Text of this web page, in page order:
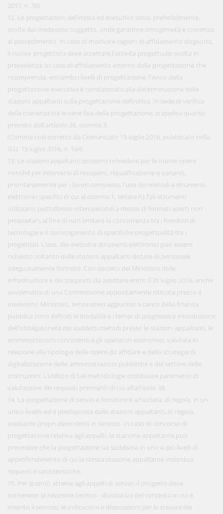
2017, n. 56)
12. Le progettazioni definitiva ed esecutiva sono, preferibilmente,
svolte dal medesimo soggetto, onde garantire omogeneità e coerenza
al procedimento. In caso di motivate ragioni di affidamento disgiunto,
il nuovo progettista deve accettare l'attività progettuale svolta in
precedenza. In caso di affidamento esterno della progettazione che
ricomprenda, entrambi i livelli di progettazione, l'avvio della
progettazione esecutiva è condizionato alla determinazione delle
stazioni appaltanti sulla progettazione definitiva. In sede di verifica
della coerenza tra le varie fasi della progettazione, si applica quanto
previsto dall'articolo 26, comma 3.
(Comma così corretto da Comunicato 15 luglio 2016, pubblicato nella
G.U. 15 luglio 2016, n. 164)
13. Le stazioni appaltanti possono richiedere per le nuove opere
nonché per interventi di recupero, riqualificazione o varianti,
prioritariamente per i lavori complessi, l'uso dei metodi e strumenti
elettronici specifici di cui al comma 1, lettera h).Tali strumenti
utilizzano piattaforme interoperabili a mezzo di formati aperti non
proprietari, al fine di non limitare la concorrenza tra i fornitori di
tecnologie e il coinvolgimento di specifiche progettualità tra i
progettisti. L’uso, dei metodi e strumenti elettronici può essere
richiesto soltanto dalle stazioni appaltanti dotate di personale
adeguatamente formato. Con decreto del Ministero delle
infrastrutture e dei trasporti, da adottare entro il 31 luglio 2016, anche
avvalendosi di una Commissione appositamente istituita presso il
medesimo Ministero, senza oneri aggiuntivi a carico della finanza
pubblica sono definiti le modalità e i tempi di progressiva introduzione
dell'obbligatorietà dei suddetti metodi presso le stazioni appaltanti, le
amministrazioni concedenti e gli operatori economici, valutata in
relazione alla tipologia delle opere da affidare e della strategia di
digitalizzazione delle amministrazioni pubbliche e del settore delle
costruzioni. L’utilizzo di tali metodologie costituisce parametro di
valutazione dei requisiti premianti di cui all’articolo 38.
14. La progettazione di servizi e forniture è articolata, di regola, in un
unico livello ed è predisposta dalle stazioni appaltanti, di regola,
mediante propri dipendenti in servizio. In caso di concorso di
progettazione relativa agli appalti, la stazione appaltante può
prevedere che la progettazione sia suddivisa in uno o più livelli di
approfondimento di cui la stessa stazione appaltante individua
requisiti e caratteristiche.
15. Per quanto attiene agli appalti di servizi, il progetto deve
contenere: la relazione tecnico - illustrativa del contesto in cui è
inserito il servizio; le indicazioni e disposizioni per la stesura dei